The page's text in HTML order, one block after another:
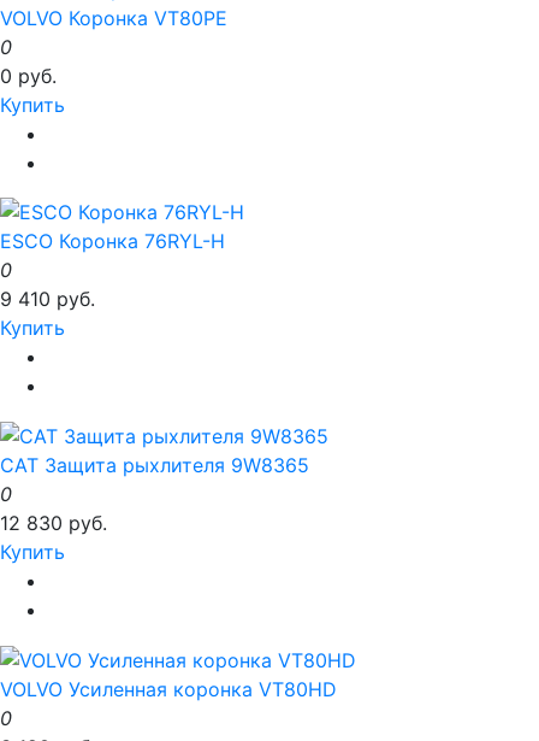
VOLVO Коронка VT80PE
0
0 руб.
Купить
ESCO Коронка 76RYL-H
0
9 410 руб.
Купить
CAT Защита рыхлителя 9W8365
0
12 830 руб.
Купить
VOLVO Усиленная коронка VT80HD
0